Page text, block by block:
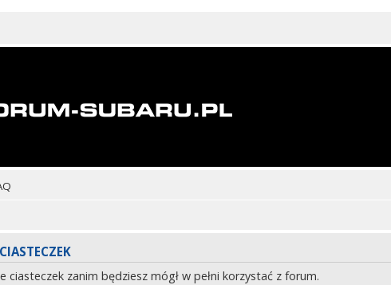
ciasteczek zanim będziesz mógł w pełni korzystać z forum.